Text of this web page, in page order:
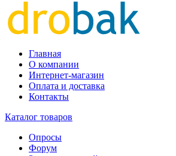
Главная
О компании
Интернет-магазин
Оплата и доставка
Контакты
Каталог товаров
Опросы
Форум